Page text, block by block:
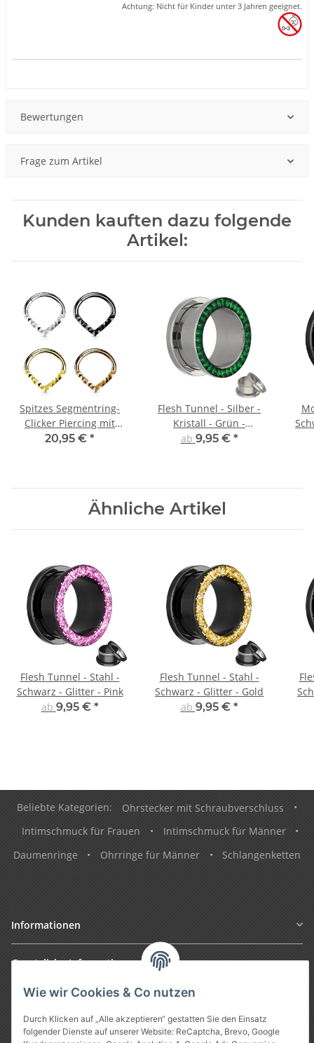
Wie wir Cookies & Co nutzen
Durch Klicken auf „Alle akzeptieren“ gestatten Sie den Einsatz
folgender Dienste auf unserer Website: ReCaptcha, Brevo, Google
Achtung: Nicht für Kinder unter 3 Jahren geeignet.
Bewertungen
Frage zum Artikel
Kunden kauften dazu folgende
Artikel:
Spitzes Segmentring-
Clicker Piercing mit
Muster
20,95 € *
Flesh Tunnel - Silber -
Kristall - Grün -
Schutzschicht
ab 9,95 € *
Ähnliche Artikel
Flesh Tunnel - Stahl -
Schwarz - Glitter - Pink
ab 9,95 € *
Flesh Tunnel - Stahl -
Schwarz - Glitter - Gold
ab 9,95 € *
Beliebte Kategorien: Ohrstecker mit Schraubverschluss
•
Intimschmuck für Frauen
• Intimschmuck für Männer
•
Daumenringe
• Ohrringe für Männer • Schlangenketten
Informationen
Gesetzliche Informationen